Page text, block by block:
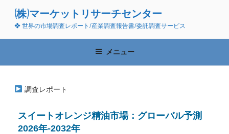
ン
(株)マーケットリサーチセンター
❖ 世界の市場調査レポート/産業調査報告書/委託調査サービス
メニュー
調査レポート
スイートオレンジ精油市場：グローバル予測
2026年-2032年